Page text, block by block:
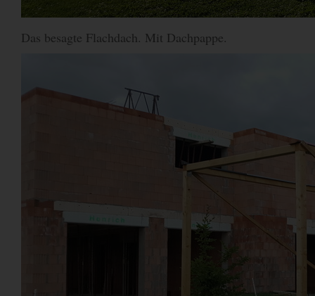
Das besagte Flachdach. Mit Dachpappe.